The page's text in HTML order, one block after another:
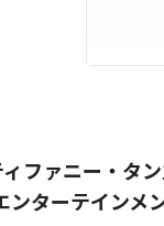
ファニー・タ
ターテインメ